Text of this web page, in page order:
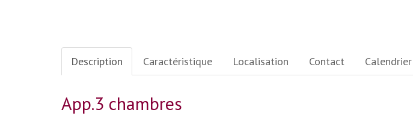
Description Caractéristique Localisation Contact
App.3 chambres